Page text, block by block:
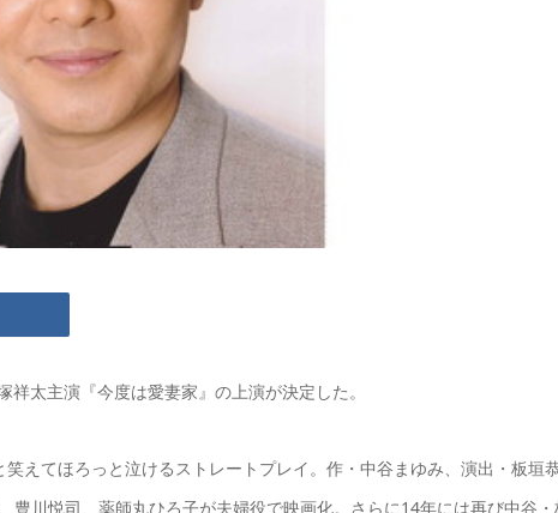
太主演『今度は愛妻家』の上演が決定した。
えてほろっと泣けるストレートプレイ。作・中谷まゆみ、演出・板垣
川悦司、薬師丸ひろ子が夫婦役で映画化。さらに14年には再び中谷